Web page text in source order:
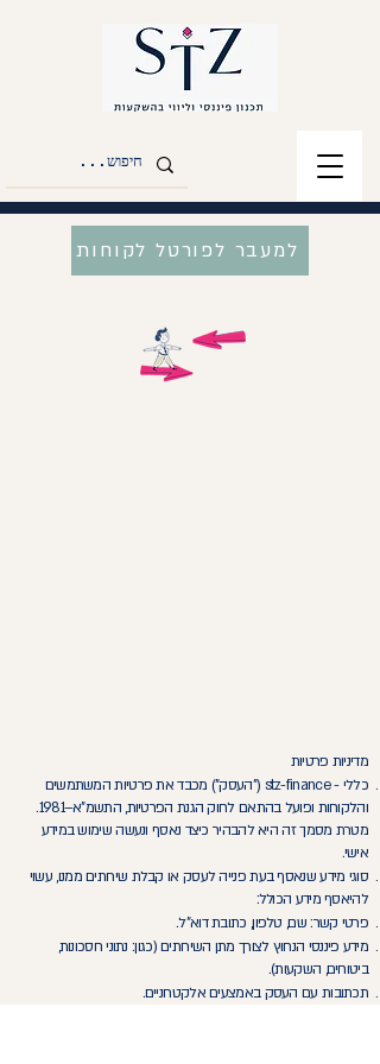
למעבר לפורטל לקוחות
מדיניות פרטיות
כללי - stz-finance ("העסק") מכבד את פרטיות המשתמשים
והלקוחות ופועל בהתאם לחוק הגנת הפרטיות, התשמ"א–1981.
מטרת מסמך זה היא להבהיר כיצד נאסף ונעשה שימוש במידע
אישי.
סוגי מידע שנאסף בעת פנייה לעסק או קבלת שירותים ממנו, עשוי
להיאסף מידע הכולל:
פרטי קשר: שם, טלפון, כתובת דוא"ל.
מידע פיננסי הנחוץ לצורך מתן השירותים (כגון: נתוני חסכונות,
ביטוחים, השקעות).
תכתובות עם העסק באמצעים אלקטרוניים.